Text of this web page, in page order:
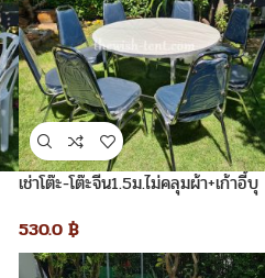
เช่าโต๊ะ-โต๊ะจีน1.5ม.ไม่คลุมผ้า+เก้าอี้บุ
530.0 ฿